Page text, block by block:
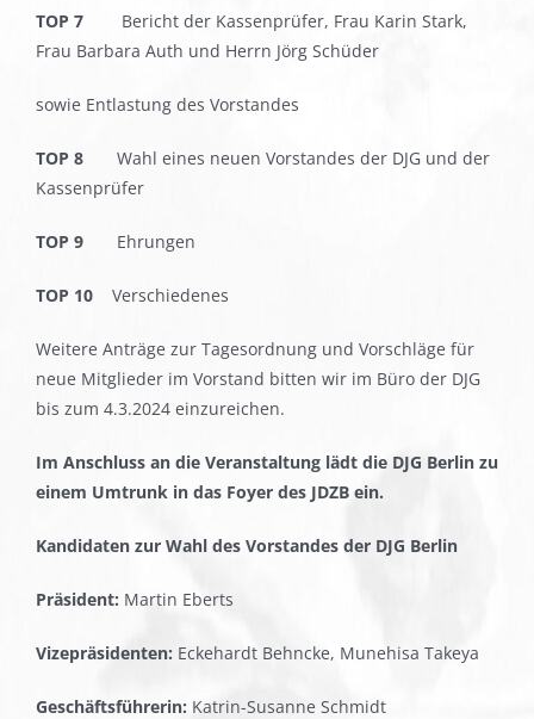
TOP 7 Bericht der Kassenprüfer, Frau Karin Stark,
Frau Barbara Auth und Herrn Jörg Schüder
sowie Entlastung des Vorstandes
TOP 8 Wahl eines neuen Vorstandes der DJG und der
Kassenprüfer
TOP 9 Ehrungen
TOP 10 Verschiedenes
Weitere Anträge zur Tagesordnung und Vorschläge für
neue Mitglieder im Vorstand bitten wir im Büro der DJG
bis zum 4.3.2024 einzureichen.
Im Anschluss an die Veranstaltung lädt die DJG Berlin zu
einem Umtrunk in das Foyer des JDZB ein.
Kandidaten zur Wahl des Vorstandes der DJG Berlin
Präsident: Martin Eberts
Vizepräsidenten: Eckehardt Behncke, Munehisa Takeya
Geschäftsführerin: Katrin-Susanne Schmidt